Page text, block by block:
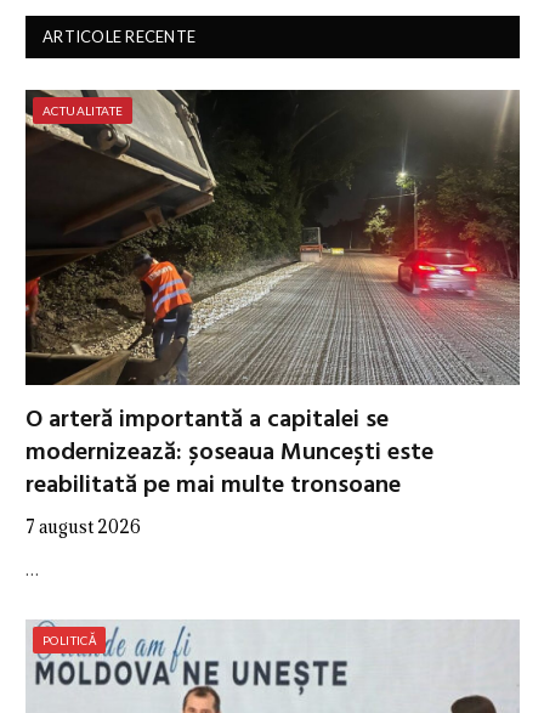
ARTICOLE RECENTE
ACTUALITATE
O arteră importantă a capitalei se
modernizează: șoseaua Muncești este
reabilitată pe mai multe tronsoane
7 august 2026
…
POLITICĂ